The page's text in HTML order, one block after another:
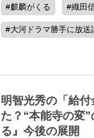
麒麟がくる 織田
大河ドラマ勝手に放送
明智光秀の「給
た？“本能寺の変
る』今後の展開